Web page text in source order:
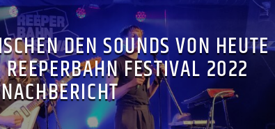
DEN SOUNDS VON HEUTE
FESTIVAL 2022
NACHBERICHT